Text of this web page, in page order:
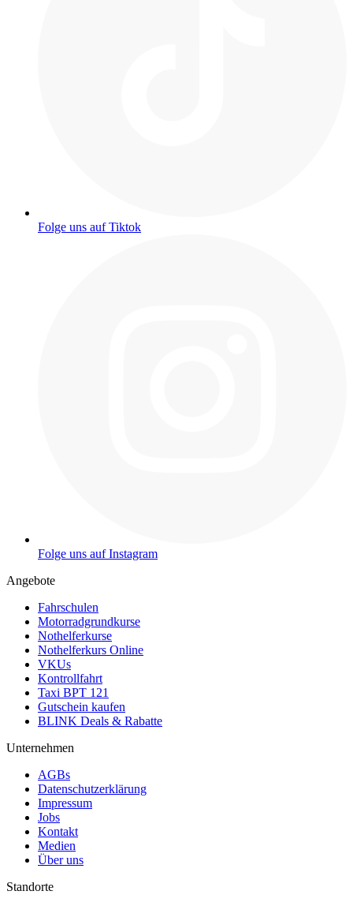
Folge uns auf Tiktok
Folge uns auf Instagram
Angebote
Fahrschulen
Motorradgrundkurse
Nothelferkurse
Nothelferkurs Online
VKUs
Kontrollfahrt
Taxi BPT 121
Gutschein kaufen
BLINK Deals & Rabatte
Unternehmen
AGBs
Datenschutzerklärung
Impressum
Jobs
Kontakt
Medien
Über uns
Standorte